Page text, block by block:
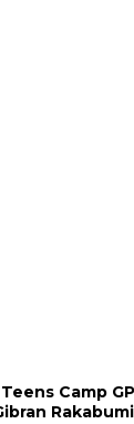
Camp